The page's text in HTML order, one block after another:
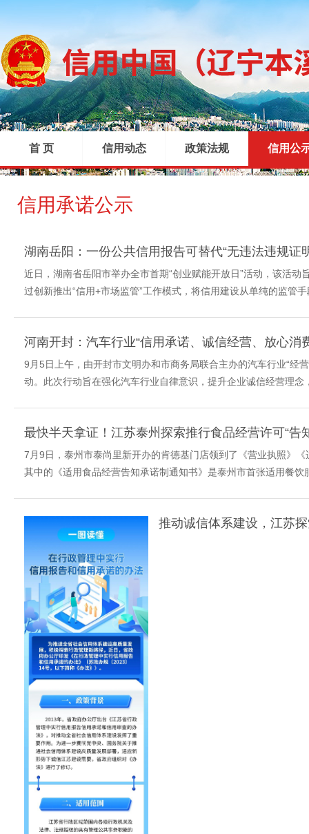
首 页
|
信用动态 政策法规 信用公
信用承诺公示
湖南岳阳：一份公共信用报告可替代“无违法违规证
近日，湖南省岳阳市举办全市首期“创业赋能开放日”活动，该活
过创新推出“信用+市场监管”工作模式，将信用建设从单纯的监管
河南开封：汽车行业“信用承诺、诚信经营、放心消
9月5日上午，由开封市文明办和市商务局联合主办的汽车行业“经
动。此次行动旨在强化汽车行业自律意识，提升企业诚信经营理
最快半天拿证！江苏泰州探索推行食品经营许可“告
7月9日，泰州市泰尚里新开办的肯德基门店领到了《营业执照》
其中的《适用食品经营告知承诺制通知书》是泰州市首张适用餐饮
推动诚信体系建设，江苏